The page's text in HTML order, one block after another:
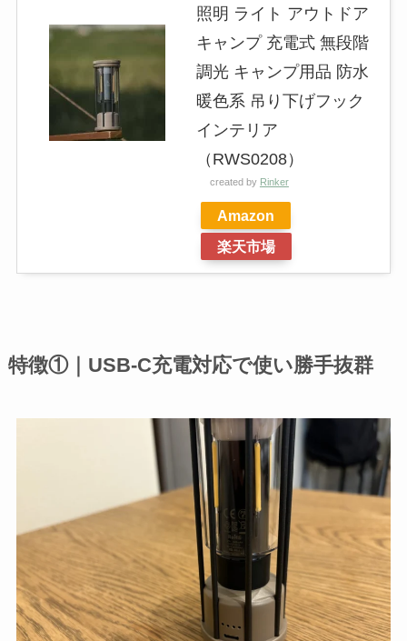
照明 ライト アウトドア
キャンプ 充電式 無段階
調光 キャンプ用品 防水
暖色系 吊り下げフック
インテリア
（RWS0208）
created by Rinker
Amazon
楽天市場
特徴①｜USB-C充電対応で使い勝手抜群